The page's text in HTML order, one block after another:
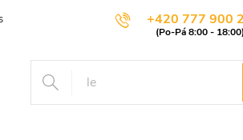
+420 777 900